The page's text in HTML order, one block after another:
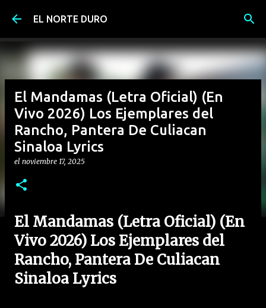
Ir al contenido principal
EL NORTE DURO
El Mandamas (Letra Oficial) (En
Vivo 2026) Los Ejemplares del
Rancho, Pantera De Culiacan
Sinaloa Lyrics
el noviembre 17, 2025
El Mandamas (Letra Oficial) (En
Vivo 2026) Los Ejemplares del
Rancho, Pantera De Culiacan
Sinaloa Lyrics